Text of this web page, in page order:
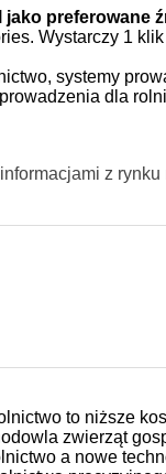
jako preferowane
Wystarczy 1
systemy
dla
z rynku
to niższe
zwierząt
a nowe